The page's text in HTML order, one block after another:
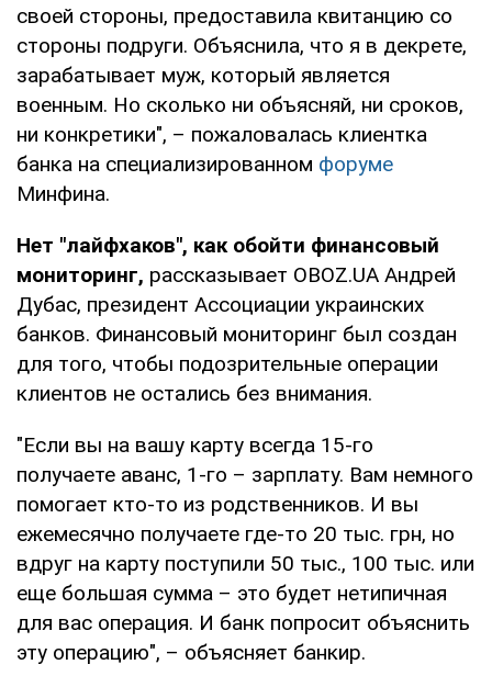
своей стороны, предоставила квитанцию со
стороны подруги. Объяснила, что я в декрете,
зарабатывает муж, который является
военным. Но сколько ни объясняй, ни сроков,
ни конкретики", – пожаловалась клиентка
банка на специализированном форуме
Минфина.
Нет "лайфхаков", как обойти финансовый
мониторинг, рассказывает OBOZ.UA Андрей
Дубас, президент Ассоциации украинских
банков. Финансовый мониторинг был создан
для того, чтобы подозрительные операции
клиентов не остались без внимания.
"Если вы на вашу карту всегда 15-го
получаете аванс, 1-го – зарплату. Вам немного
помогает кто-то из родственников. И вы
ежемесячно получаете где-то 20 тыс. грн, но
вдруг на карту поступили 50 тыс., 100 тыс. или
еще большая сумма – это будет нетипичная
для вас операция. И банк попросит объяснить
эту операцию", – объясняет банкир.